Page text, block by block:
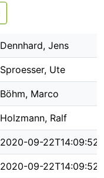
Dennhard, Jens
Sproesser, Ute
Böhm, Marco
Holzmann, Ralf
2020-09-22T14:09:52Z
2020-09-22T14:09:52Z